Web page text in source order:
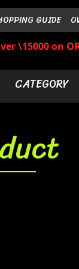
GUIDE
\15000 on
CATEGORY